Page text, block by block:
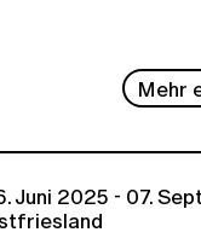
Mehr
Juni 2025 - 07.